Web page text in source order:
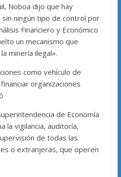
Noboa dijo que hay
ningún tipo de control por
Financiero y Económico
un mecanismo que
minería ilegal».
como vehículo de
organizaciones
de Economía
la vigilancia, auditoría,
de todas las
o extranjeras, que operen